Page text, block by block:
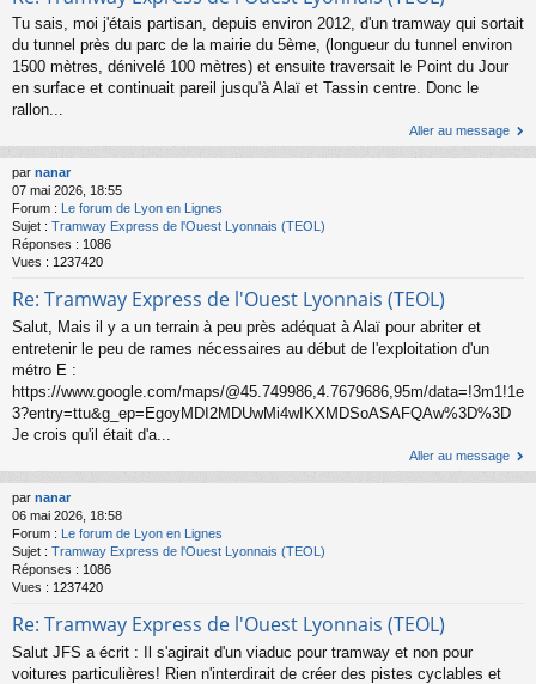
Tu sais, moi j'étais partisan, depuis environ 2012, d'un tramway qui sortait
du tunnel près du parc de la mairie du 5ème, (longueur du tunnel environ
1500 mètres, dénivelé 100 mètres) et ensuite traversait le Point du Jour
en surface et continuait pareil jusqu'à Alaï et Tassin centre. Donc le
rallon...
Aller au message
par nanar
07 mai 2026, 18:55
Forum :
Le forum de Lyon en Lignes
Sujet : Tramway Express de l'Ouest Lyonnais (TEOL)
Réponses : 1086
Vues : 1237420
Re: Tramway Express de l'Ouest Lyonnais (TEOL)
Salut, Mais il y a un terrain à peu près adéquat à Alaï pour abriter et
entretenir le peu de rames nécessaires au début de l'exploitation d'un
métro E :
https://www.google.com/maps/@45.749986,4.7679686,95m/data=!3m1!1e
3?entry=ttu&g_ep=EgoyMDI2MDUwMi4wIKXMDSoASAFQAw%3D%3D
Je crois qu'il était d'a...
Aller au message
par nanar
06 mai 2026, 18:58
Forum : Le forum de Lyon en Lignes
Sujet : Tramway Express de l'Ouest Lyonnais (TEOL)
Réponses : 1086
Vues : 1237420
Re: Tramway Express de l'Ouest Lyonnais (TEOL)
Salut JFS a écrit : Il s'agirait d'un viaduc pour tramway et non pour
voitures particulières! Rien n'interdirait de créer des pistes cyclables et